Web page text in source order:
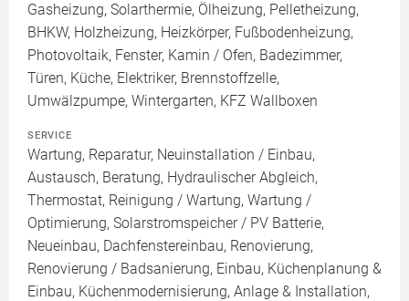
Gasheizung, Solarthermie, Ölheizung, Pelletheizung,
BHKW, Holzheizung, Heizkörper, Fußbodenheizung,
Photovoltaik, Fenster, Kamin / Ofen, Badezimmer,
Türen, Küche, Elektriker, Brennstoffzelle,
Umwälzpumpe, Wintergarten, KFZ Wallboxen
SERVICE
Wartung, Reparatur, Neuinstallation / Einbau,
Austausch, Beratung, Hydraulischer Abgleich,
Thermostat, Reinigung / Wartung, Wartung /
Optimierung, Solarstromspeicher / PV Batterie,
Neueinbau, Dachfenstereinbau, Renovierung,
Renovierung / Badsanierung, Einbau, Küchenplanung &
Einbau, Küchenmodernisierung, Anlage & Installation,